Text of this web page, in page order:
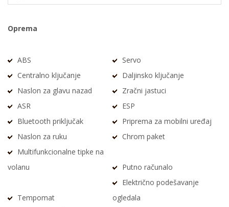
Oprema
ABS
Servo
Centralno ključanje
Daljinsko ključanje
Naslon za glavu nazad
Zračni jastuci
ASR
ESP
Bluetooth priključak
Priprema za mobilni uređaj
Naslon za ruku
Chrom paket
Multifunkcionalne tipke na
volanu
Putno računalo
Tempomat
Električno podešavanje
ogledala